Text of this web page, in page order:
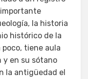
la historia
histórico de la
tiene aula
en su sótano
la antigüedad el